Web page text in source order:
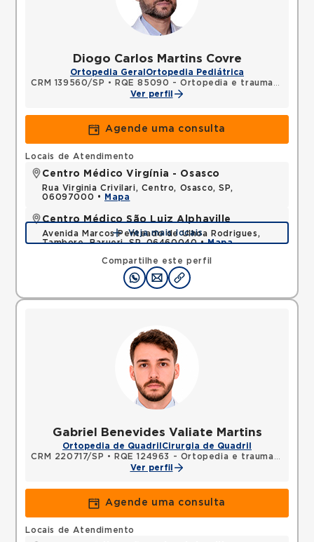
Diogo Carlos Martins Covre
Ortopedia Geral Ortopedia Pediátrica
CRM 139560/SP •
RQE 85090 - Ortopedia e traumatologia
Ver perfil
Agende uma consulta
Compartilhe este perfil
Locais de Atendimento
Centro Médico Virgínia - Osasco
Rua Virginia Crivilari, Centro, Osasco, SP,
06097000 •
Mapa
Centro Médico São Luiz Alphaville
Avenida Marcos Penteado de Ulhoa Rodrigues,
Tambore, Barueri, SP, 06460040 •Mapa
Veja mais locais
Gabriel Benevides Valiate Martins
Ortopedia de Quadril Cirurgia de Quadril
CRM 220717/SP •
RQE 124963 - Ortopedia e traumatologia
Ver perfil
Agende uma consulta
Locais de Atendimento